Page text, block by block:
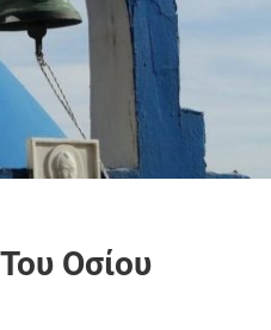
Οσίου